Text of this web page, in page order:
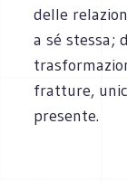
delle
a sé stessa;
fratture,
presente.